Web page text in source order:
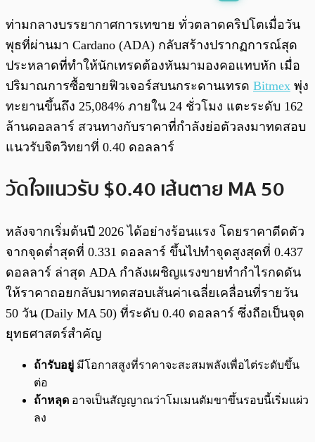
0:00/ 0:00
ท่ามกลางบรรยากาศการเทขาย ทั่วตลาดคริปโตเมื่อวัน
พุธที่ผ่านมา Cardano (ADA) กลับสร้างปรากฏการณ์สุด
ประหลาดที่ทำให้นักเทรดต้องหันมามองคอแทบหัก เมื่อ
ปริมาณการซื้อขายฟิวเจอร์สบนกระดานเทรด Bitmex พุ่ง
ทะยานขึ้นถึง 25,084% ภายใน 24 ชั่วโมง แตะระดับ 162
ล้านดอลลาร์ สวนทางกับราคาที่กำลังย่อตัวลงมาทดสอบ
แนวรับจิตวิทยาที่ 0.40 ดอลลาร์
วัดใจแนวรับ $0.40 เส้นตาย MA 50
หลังจากเริ่มต้นปี 2026 ได้อย่างร้อนแรง โดยราคาดีดตัว
จากจุดต่ำสุดที่ 0.331 ดอลลาร์ ขึ้นไปทำจุดสูงสุดที่ 0.437
ดอลลาร์ ล่าสุด ADA กำลังเผชิญแรงขายทำกำไรกดดัน
ให้ราคาถอยกลับมาทดสอบเส้นค่าเฉลี่ยเคลื่อนที่รายวัน
50 วัน (Daily MA 50) ที่ระดับ 0.40 ดอลลาร์ ซึ่งถือเป็นจุด
ยุทธศาสตร์สำคัญ
ถ้ารับอยู่ มีโอกาสสูงที่ราคาจะสะสมพลังเพื่อไต่ระดับขึ้น
ต่อ
ถ้าหลุด อาจเป็นสัญญาณว่าโมเมนตัมขาขึ้นรอบนี้เริ่มแผ่ว
ลง